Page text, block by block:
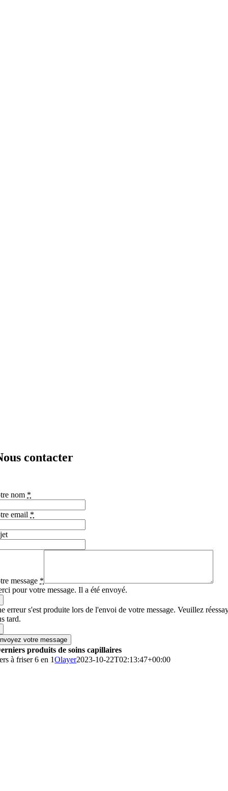
contacter
nom *
email *
message *
pour votre message. Il a été envoyé.
erreur s'est produite lors de l'envoi de votre message. Veuillez
tard.
votre message
produits de soins capillaires
à friser 6 en 1Olayer2023-10-22T02:13:47+00:00